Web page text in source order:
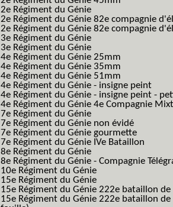
2e Régiment du Génie
2e Régiment du Génie 82e compagnie
2e Régiment du Génie 82e compagnie
3e Régiment du Génie
3e Régiment du Génie
4e Régiment du Génie 25mm
4e Régiment du Génie 35mm
4e Régiment du Génie 51mm
4e Régiment du Génie - insigne peint
4e Régiment du Génie - insigne peint -
4e Régiment du Génie 4e Compagnie
7e Régiment du Génie
7e Régiment du Génie non évidé
7e Régiment du Génie gourmette
7e Régiment du Génie IVe Bataillon
8e Régiment du Génie
8e Régiment du Génie - Compagnie
10e Régiment du Génie
15e Régiment du Génie
15e Régiment du Génie 222e bataillon
15e Régiment du Génie 222e bataillon